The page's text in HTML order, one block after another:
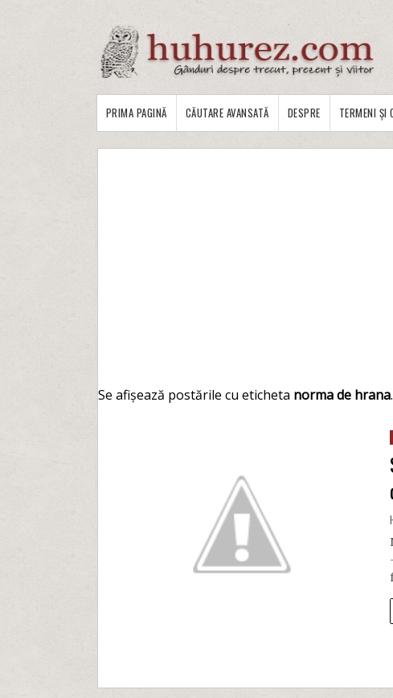
PRIMA PAGINĂ CĂUTARE AVANSATĂ DESPRE TERMENI ȘI
Se afișează postările cu eticheta norma de hrana.